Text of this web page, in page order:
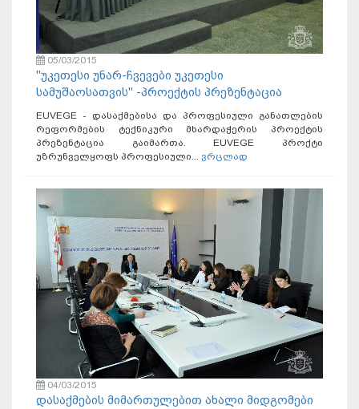
05/03/2015
"უკეთესი უნარ-ჩვევები უკეთესი
სამუშაოსათვის" -პროექტის პრეზენტაცია
EUVEGE - დასაქმებისა და პროფესიული განათლების
რეფორმების ტექნიკური მხარდაჭერის პროექტის
პრეზენტაცია გაიმართა. EUVEGE პროქტი
უზრუნველყოფს პროფესიული... ვრცლად
04/03/2015
დასაქმების მიმართულებით ახალი მიდგომები